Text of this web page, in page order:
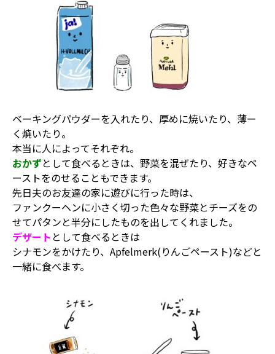
ベーキングパウダーを入れたり、厚めに焼いたり、薄ー
く焼いたり。
本当に人によってそれぞれ。
おかずとして食べるときは、野菜を混ぜたり、好きなペ
ーストをのせることもできます。
先日夫のお友達の家に遊びに行った時は、
ファンクーヘンに小さく切った色々な野菜とチーズをの
せてパタンと半分にしたものを出してくれました。
デザート として食べるときは
シナモンをかけたり、Apfelmerk(りんごペースト)などと
一緒に食べます。